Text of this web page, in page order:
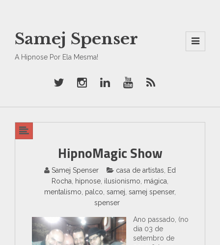
Samej Spenser
A Hipnose Por Ela Mesma!
HipnoMagic Show
Samej Spenser casa de artistas
Ed
Rocha
hipnose ilusionismo mágica
mentalismo palco samej samej spenser,
spenser
Ano passado, (no
dia 03 de
setembro de